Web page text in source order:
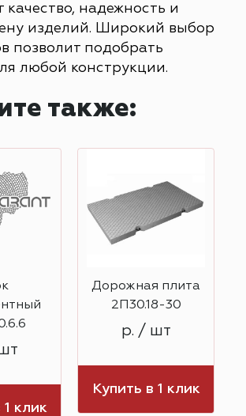
качество, надежность и
изделий. Широкий выбор
позволит подобрать
любой конструкции.
также:
1 клик
Дорожная плита
2П30.18-30
р. / шт
Купить в 1 клик